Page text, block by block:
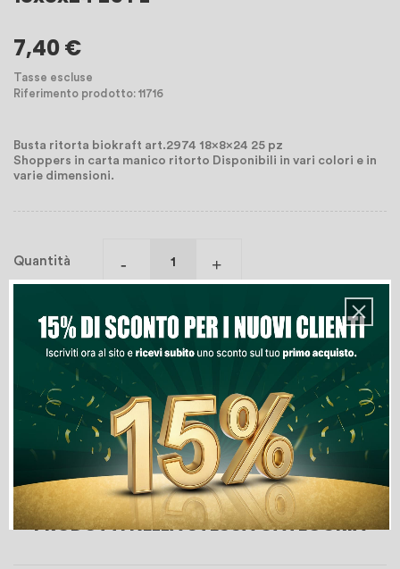
7,40 €
Tasse escluse
Riferimento prodotto: 11716
Busta ritorta biokraft art.2974 18x8x24 25 pz
Shoppers in carta manico ritorto Disponibili in vari colori e in
varie dimensioni.
Quantità
Aggiungi Al Carrello
Lista Dei Desideri
PRODOTTI NELLA STESSA CATEGORIA